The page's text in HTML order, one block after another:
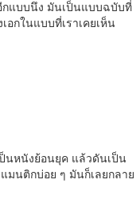
แบบนึง มันเป็นแบบฉบับที่
อกในแบบที่เราเคยเห็น
นหนังย้อนยุค แล้วดันเป็น
มนติกบ่อย ๆ มันก็เลยกลาย